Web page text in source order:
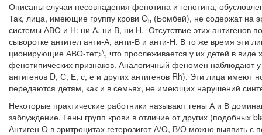
Описаны случаи несовпадения фенотипа и генотипа,
Так, лица, имеющие группу крови Oh (Бомбей), не со­держат на
системы АВО и Н: ни А, ни В, ни Н. Отсутствие этих антигенов
сыворотке ан­тител анти-А, анти-В и анти-Н. В то же время эти
ционирующие АВО-тет>\, что прослеживается у их детей в
фенотипических признаков. Аналогичный феномен наблю­дают
антигенов D, С, Е, с, е и других ан­тигенов Rh). Эти лица имеют
передаются детям, как и в семьях, не имеющих нарушений
Некоторые практические работники называют гены А и В
заблуждение. Гены групп крови в отличие от других (подобных
Антиген О в эритроцитах гетерозигот А/О, В/О можно выявить